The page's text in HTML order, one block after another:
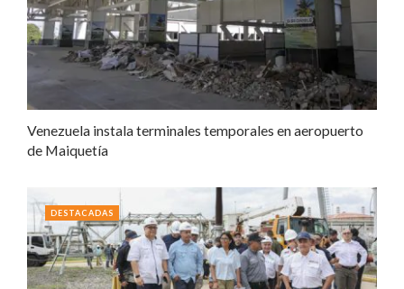
Venezuela instala terminales temporales en aeropuerto
de Maiquetía
DESTACADAS